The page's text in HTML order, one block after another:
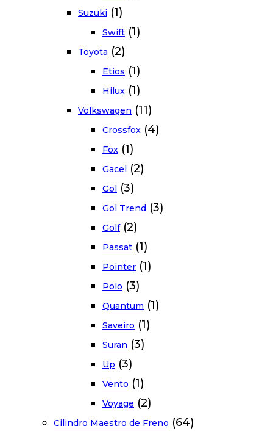
Suzuki (1)
Swift (1)
Toyota (2)
Etios (1)
Hilux (1)
Volkswagen (11)
Crossfox (4)
Fox (1)
Gacel (2)
Gol (3)
Gol Trend (3)
Golf (2)
Passat (1)
Pointer (1)
Polo (3)
Quantum (1)
Saveiro (1)
Suran (3)
Up (3)
Vento (1)
Voyage (2)
Cilindro Maestro de Freno (64)